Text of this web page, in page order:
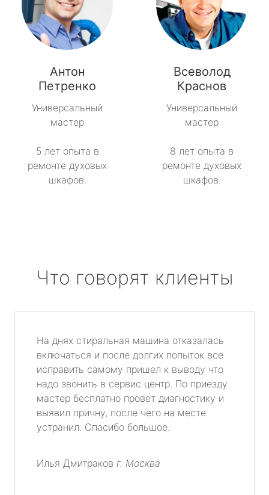
Антон
Петренко
Универсальный
мастер
5 лет опыта в
ремонте духовых
шкафов.
Всеволод
Краснов
Универсальный
мастер
8 лет опыта в
ремонте духовых
шкафов.
Что говорят клиенты
На днях стиральная машина отказалась
включаться и после долгих попыток все
исправить самому пришел к выводу что
надо звонить в сервис центр. По приезду
мастер бесплатно провет диагностику и
выявил причну, после чего на месте
устранил. Спасибо большое.
Илья Дмитраков г. Москва